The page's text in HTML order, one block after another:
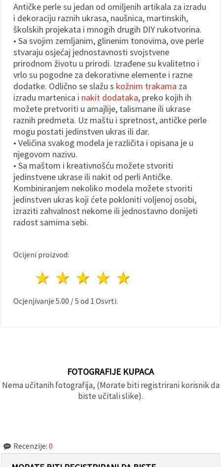
Antičke perle su jedan od omiljenih artikala za izradu
i dekoraciju raznih ukrasa, naušnica, martinskih,
školskih projekata i mnogih drugih DIY rukotvorina.
• Sa svojim zemljanim, glinenim tonovima, ove perle
stvaraju osjećaj jednostavnosti svojstvene
prirodnom životu u prirodi. Izrađene su kvalitetno i
vrlo su pogodne za dekorativne elemente i razne
dodatke. Odlično se slažu s kožnim trakama za
izradu martenica i nakit dodataka, preko kojih ih
možete pretvoriti u amajlije, talismane ili ukrase
raznih predmeta. Uz maštu i spretnost, antičke perle
mogu postati jedinstven ukras ili dar.
• Veličina svakog modela je različita i opisana je u
njegovom nazivu.
• Sa maštom i kreativnošću možete stvoriti
jedinstvene ukrase ili nakit od perli Antičke.
Kombiniranjem nekoliko modela možete stvoriti
jedinstven ukras koji ćete pokloniti voljenoj osobi,
izraziti zahvalnost nekome ili jednostavno donijeti
radost samima sebi.
Ocijeni proizvod:
4 zvijezde
3 zvijezde
2 zvijezde
1 zvijezda
Ocjenjivanje 5.00 /5 od 1 Osvrti.
FOTOGRAFIJE KUPACA
Nema učitanih fotografija, (Morate biti registrirani korisnik da
biste učitali slike).
Recenzije: 0